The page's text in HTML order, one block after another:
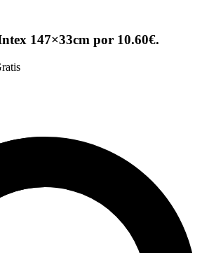
147×33cm por 10.60€.